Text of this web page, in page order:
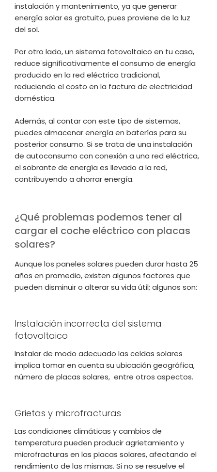
instalación y mantenimiento, ya que generar
energía solar es gratuito, pues proviene de la luz
del sol.
Por otro lado, un sistema fotovoltaico en tu casa,
reduce significativamente el consumo de energía
producido en la red eléctrica tradicional,
reduciendo el costo en la factura de electricidad
doméstica.
Además, al contar con este tipo de sistemas,
puedes almacenar energía en baterías para su
posterior consumo. Si se trata de una instalación
de autoconsumo con conexión a una red eléctrica,
el sobrante de energía es llevado a la red,
contribuyendo a ahorrar energía.
¿Qué problemas podemos tener al
cargar el coche eléctrico con placas
solares?
Aunque los paneles solares pueden durar hasta 25
años en promedio, existen algunos factores que
pueden disminuir o alterar su vida útil; algunos son:
Instalación incorrecta del sistema
fotovoltaico
Instalar de modo adecuado las celdas solares
implica tomar en cuenta su ubicación geográfica,
número de placas solares, entre otros aspectos.
Grietas y microfracturas
Las condiciones climáticas y cambios de
temperatura pueden producir agrietamiento y
microfracturas en las placas solares, afectando el
rendimiento de las mismas. Si no se resuelve el